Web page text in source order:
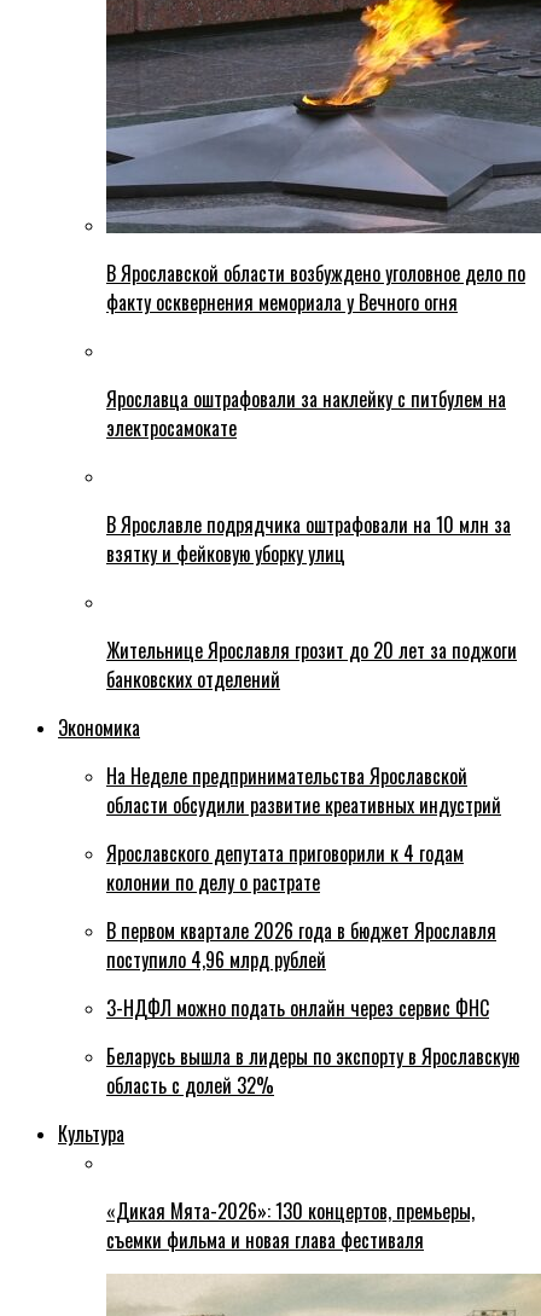
В Ярославской области возбуждено уголовное дело по
факту осквернения мемориала у Вечного огня
Ярославца оштрафовали за наклейку с питбулем на
электросамокате
В Ярославле подрядчика оштрафовали на 10 млн за
взятку и фейковую уборку улиц
Жительнице Ярославля грозит до 20 лет за поджоги
банковских отделений
Экономика
На Неделе предпринимательства Ярославской
области обсудили развитие креативных индустрий
Ярославского депутата приговорили к 4 годам
колонии по делу о растрате
В первом квартале 2026 года в бюджет Ярославля
поступило 4,96 млрд рублей
3-НДФЛ можно подать онлайн через сервис ФНС
Беларусь вышла в лидеры по экспорту в Ярославскую
область с долей 32%
Культура
«Дикая Мята-2026»: 130 концертов, премьеры,
съемки фильма и новая глава фестиваля